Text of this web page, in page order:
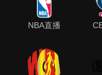
NBA直播